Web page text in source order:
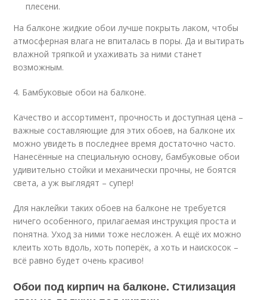
плесени.
На балконе жидкие обои лучше покрыть лаком, чтобы
атмосферная влага не впиталась в поры. Да и вытирать
влажной тряпкой и ухаживать за ними станет
возможным.
4. Бамбуковые обои на балконе.
Качество и ассортимент, прочность и доступная цена –
важные составляющие для этих обоев, на балконе их
можно увидеть в последнее время достаточно часто.
Нанесённые на специальную основу, бамбуковые обои
удивительно стойки и механически прочны, не боятся
света, а уж выглядят – супер!
Для наклейки таких обоев на балконе не требуется
ничего особенного, прилагаемая инструкция проста и
понятна. Уход за ними тоже несложен. А ещё их можно
клеить хоть вдоль, хоть поперёк, а хоть и наискосок –
всё равно будет очень красиво!
Обои под кирпич на балконе. Стилизация